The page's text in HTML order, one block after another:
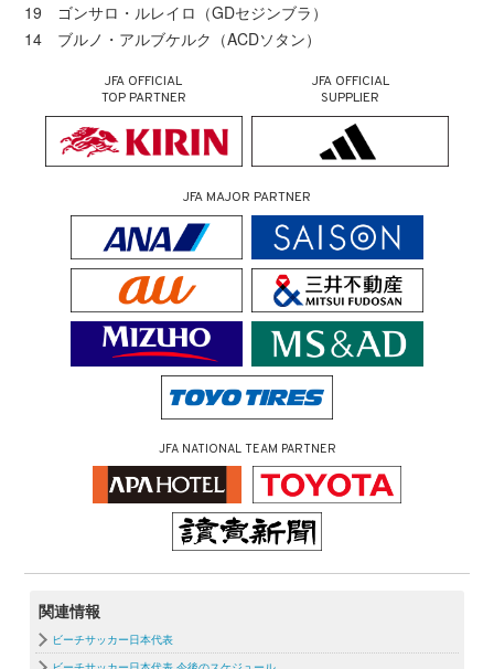
19 ゴンサロ・ルレイロ（GDセジンブラ）
14 ブルノ・アルブケルク（ACDソタン）
JFA OFFICIAL
TOP PARTNER
JFA OFFICIAL
SUPPLIER
JFA MAJOR PARTNER
JFA NATIONAL TEAM PARTNER
関連情報
ビーチサッカー日本代表